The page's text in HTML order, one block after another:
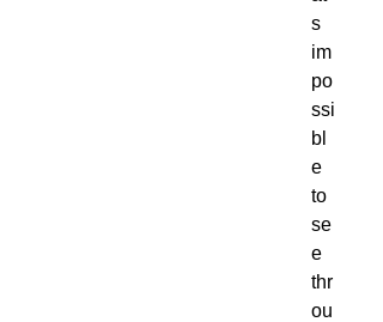
s
im
po
ssi
bl
e
to
se
e
thr
ou